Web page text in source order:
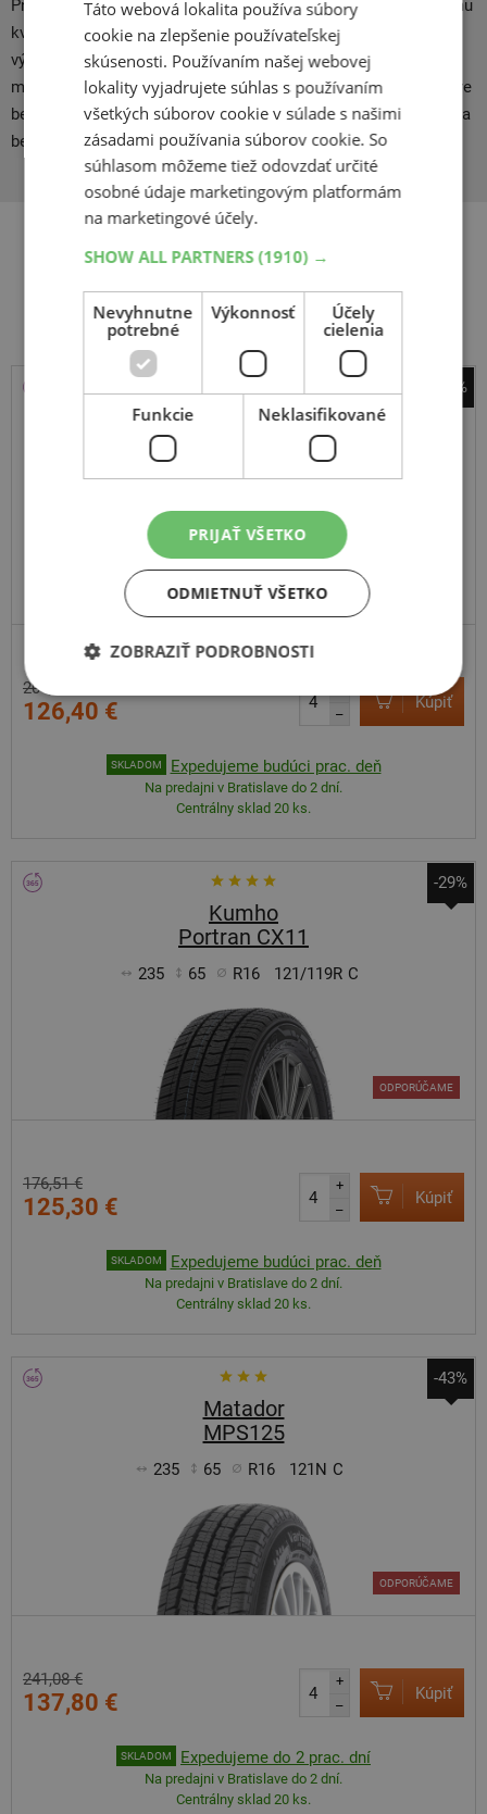
Pneumatiky Nexen patrí do skupiny lacnejších, ale napriek tomu
kvalitných letných pneumatík, kde ekonomika prevádzky hrá
významnú úlohu. Výrobca Nexen tak vychádza v ústrety
majiteľom vozňov nižších tried, ktorí využívajú svoje vozidlo pre
bežné jazdenie. Aj napriek tomu sú zachované všetky nároky na
bezpečnosť prevádzky.
Súvisiace produkty
-38%
Barum
Vanis AllSeason
235 65 R16 115/113R C
204,80 €
126,40 €
–
Kúpiť
SKLADOM Expedujeme budúci prac. deň
Na predajni v Bratislave do 2 dní.
Centrálny sklad 20 ks.
-29%
Kumho
Portran CX11
235 65 R16 121/119R C
ODPORÚČAME
176,51 €
125,30 €
+
–
Kúpiť
SKLADOM Expedujeme budúci prac. deň
Na predajni v Bratislave do 2 dní.
Centrálny sklad 20 ks.
-43%
Matador
MPS125
235 65 R16 121N C
ODPORÚČAME
241,08 €
137,80 €
+
–
Kúpiť
SKLADOM Expedujeme do 2 prac. dní
Na predajni v Bratislave do 2 dní.
Centrálny sklad 20 ks.
Táto webová lokalita používa súbory
cookie na zlepšenie používateľskej
skúsenosti. Používaním našej webovej
lokality vyjadrujete súhlas s používaním
všetkých súborov cookie v súlade s našimi
zásadami používania súborov cookie. So
súhlasom môžeme tiež odovzdať určité
osobné údaje marketingovým platformám
na marketingové účely.
SHOW ALL PARTNERS(1910) →
Nevyhnutne
potrebné
Výkonnosť
Účely
cielenia
Funkcie Neklasifikované
PRIJAŤ VŠETKO
ODMIETNUŤ VŠETKO
ZOBRAZIŤ PODROBNOSTI